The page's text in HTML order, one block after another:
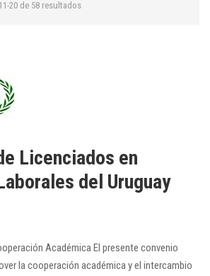
20 de 58 resultados
Licenciados en
del Uruguay
Académica El presente convenio
la cooperación académica y el intercambio